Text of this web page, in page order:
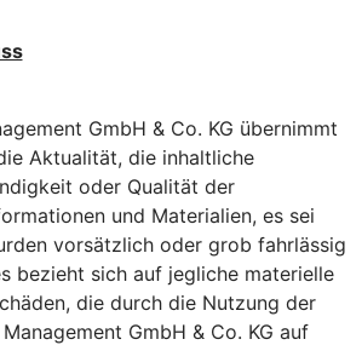
GmbH & Co. KG übernimmt
Aktualität, die inhaltliche
oder Qualität der
und Materialien, es sei
vorsätzlich oder grob fahrlässig
bezieht sich auf jegliche materielle
die durch die Nutzung der
GmbH & Co. KG auf